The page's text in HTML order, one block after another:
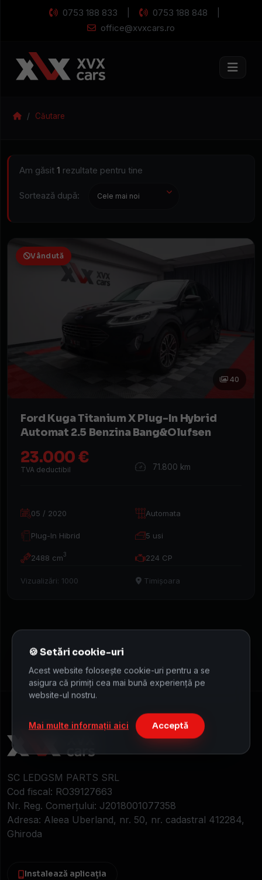
0753 188 833 0753 188 848
office@xvxcars.ro
Mașini rulate și
Căutare
Caută
mașina
(KM)
Tracțiune
Cutie
Caută
mașina
Am găsit 1 rezultate pentru tine
Sortează după:
Vândută
40
Ford Kuga Titanium X Plug-In Hybrid
Automat 2.5 Benzina Bang&Olufsen
23.000 €
TVA deductibil 71.800 km
05 / 2020 Automata
Plug-In Hibrid 5 usi
2488 cm3 224 CP
Vizualizări: 1000 Timișoara
SC LEDGSM PARTS SRL
Cod fiscal: RO39127663
Nr. Reg. Comerțului: J2018001077358
Adresa: Aleea Uberland, nr. 50, nr. cadastral 412284,
Ghiroda
Instalează aplicația
Acest website folosește cookie-uri pentru a se
asigura că primiți cea mai bună experiență pe
website-ul nostru.
Mai multe informații aici Acceptă